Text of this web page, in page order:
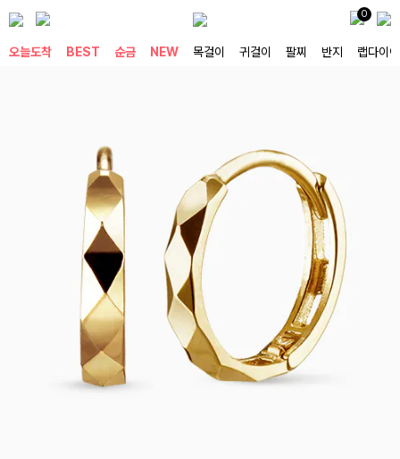
0
오늘도착 BEST 순금 NEW 목걸이 귀걸이 팔찌 반지 랩다이아